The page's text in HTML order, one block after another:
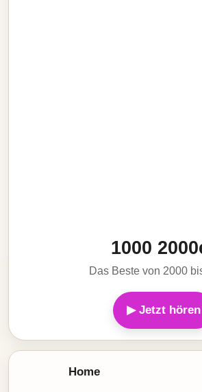
1000
Das Beste von 2000
▶ Jetzt hören
Home